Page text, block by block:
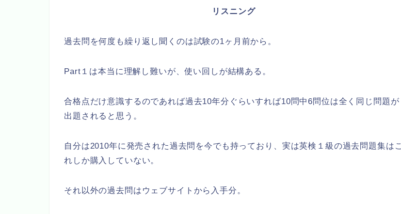
リスニング
過去問を何度も繰り返し聞くのは試験の1ヶ月前から。
Part１は本当に理解し難いが、使い回しが結構ある。
合格点だけ意識するのであれば過去10年分ぐらいすれば10問中6問位は全く同じ問題が
出題されると思う。
自分は2010年に発売された過去問を今でも持っており、実は英検１級の過去問題集はこ
れしか購入していない。
それ以外の過去問はウェブサイトから入手分。